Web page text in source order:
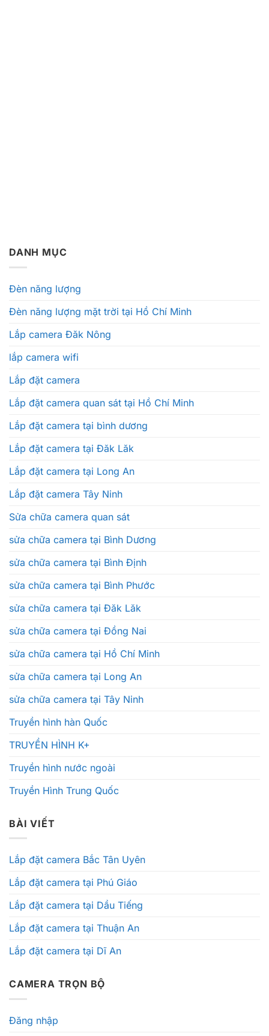
DANH MỤC
Đèn năng lượng
Đèn năng lượng mặt trời tại Hồ Chí Minh
Lắp camera Đăk Nông
lắp camera wifi
Lắp đặt camera
Lắp đặt camera quan sát tại Hồ Chí Minh
Lắp đặt camera tại bình dương
Lắp đặt camera tại Đăk Lăk
Lắp đặt camera tại Long An
Lắp đặt camera Tây Ninh
Sửa chữa camera quan sát
sửa chữa camera tại Bình Dương
sửa chữa camera tại Bình Định
sửa chữa camera tại Bình Phước
sửa chữa camera tại Đăk Lăk
sửa chữa camera tại Đồng Nai
sửa chữa camera tại Hồ Chí Minh
sửa chữa camera tại Long An
sửa chữa camera tại Tây Ninh
Truyền hình hàn Quốc
TRUYỀN HÌNH K+
Truyền hình nước ngoài
Truyền Hình Trung Quốc
BÀI VIẾT
Lắp đặt camera Bắc Tân Uyên
Lắp đặt camera tại Phú Giáo
Lắp đặt camera tại Dầu Tiếng
Lắp đặt camera tại Thuận An
Lắp đặt camera tại Dĩ An
CAMERA TRỌN BỘ
Đăng nhập